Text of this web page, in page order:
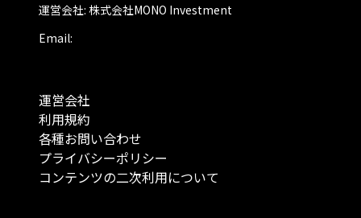
運営会社: 株式会社MONO Investment
Email:
運営会社
利用規約
各種お問い合わせ
プライバシーポリシー
コンテンツの二次利用について